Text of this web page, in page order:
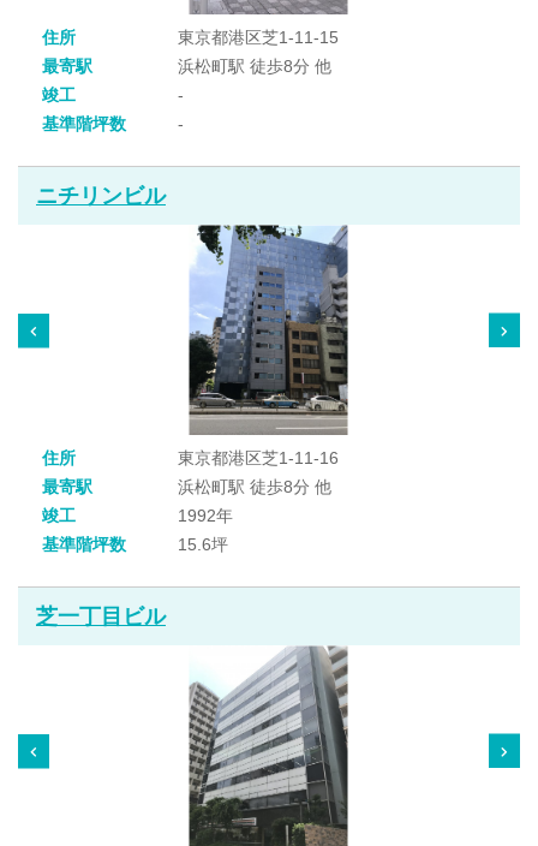
住所
東京都港区芝1-11-15
最寄駅
浜松町駅 徒歩8分 他
竣工
-
基準階坪数
-
ニチリンビル
住所
東京都港区芝1-11-16
最寄駅
浜松町駅 徒歩8分 他
竣工
1992年
基準階坪数
15.6坪
芝一丁目ビル